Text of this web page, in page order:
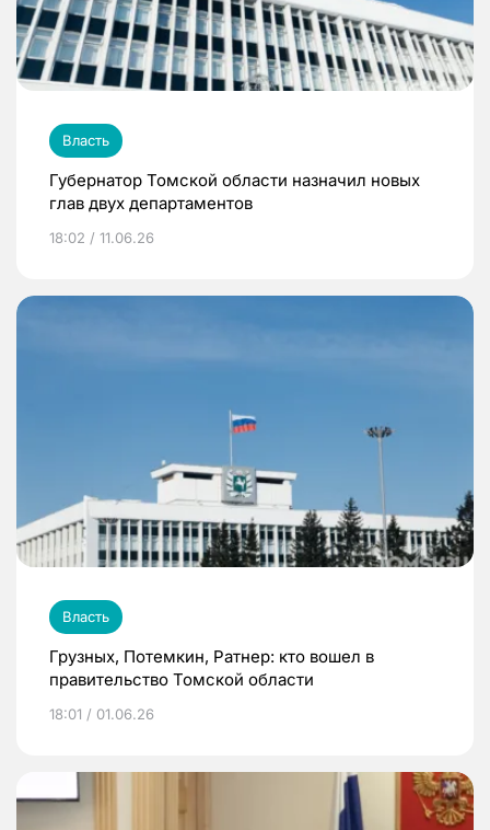
Власть
Губернатор Томской области назначил новых
глав двух департаментов
18:02 / 11.06.26
Власть
Грузных, Потемкин, Ратнер: кто вошел в
правительство Томской области
18:01 / 01.06.26